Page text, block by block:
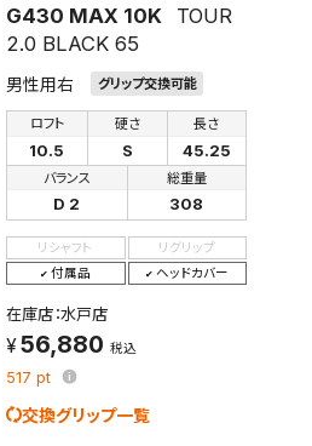
G430 MAX 10K
TOUR
2.0 BLACK 65
男性用右 グリップ交換可能
ロフト
10.5
硬さ
S
長さ
45.25
バランス
D 2
総重量
308
リシャフト
リグリップ
付属品
ヘッドカバー
在庫店：水戸店
56,880 税込
517pt
交換グリップ一覧